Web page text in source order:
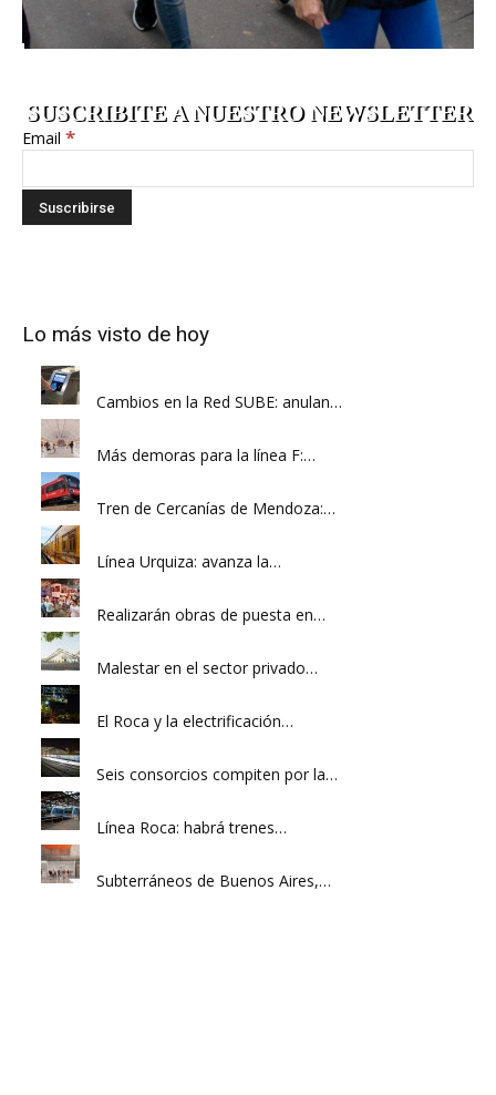
SUSCRIBITE A NUESTRO NEWSLETTER
Email *
Lo más visto de hoy
Cambios en la Red SUBE: anulan…
Más demoras para la línea F:…
Tren de Cercanías de Mendoza:…
Línea Urquiza: avanza la…
Realizarán obras de puesta en…
Malestar en el sector privado…
El Roca y la electrificación…
Seis consorcios compiten por la…
Línea Roca: habrá trenes…
Subterráneos de Buenos Aires,…